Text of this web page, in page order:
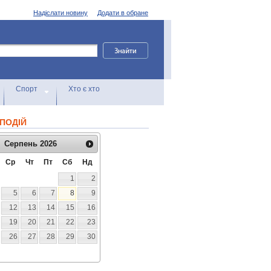
Додати в обране
Надіслати новину
Спорт Хто є хто
Серпень 2026
Ср Чт Пт Сб
Нд
1
2
5 6 7 8
9
12 13 14 15
16
19 20 21 22
23
26 27 28 29
30